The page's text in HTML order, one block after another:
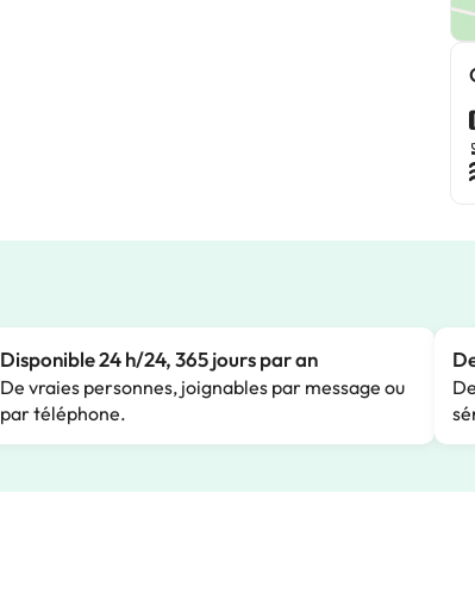
Disponible 24 h/24, 365 jours par an
De vraies personnes, joignables par message ou
par téléphone.